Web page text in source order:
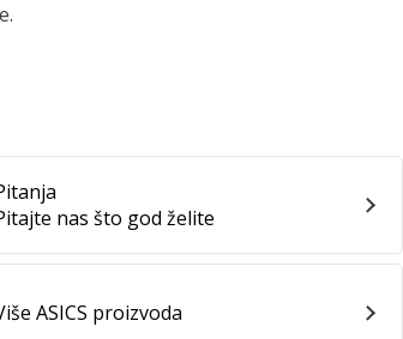
nas što god želite
ASICS proizvoda